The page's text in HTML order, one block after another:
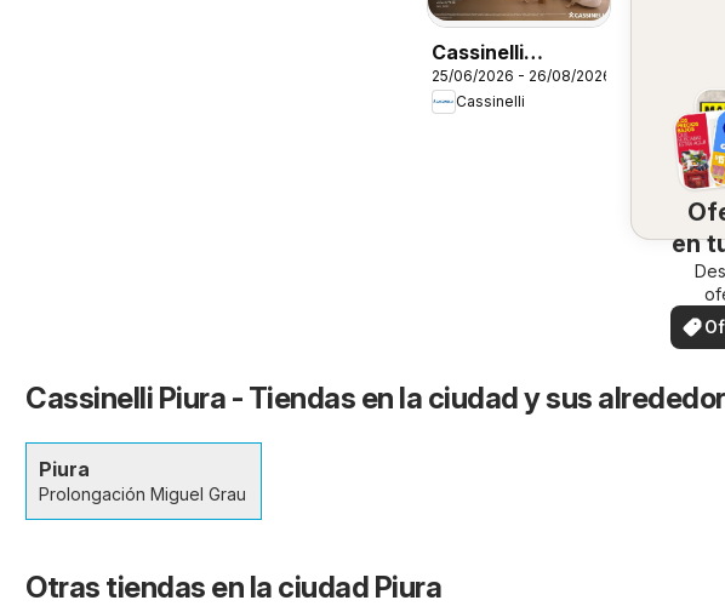
Cassinelli
catálogo
25/06/2026 - 26/08/2026
Cassinelli
en
Cassinelli Piura - Tiendas en la ciudad y sus
Piura
Prolongación Miguel Grau
Otras tiendas en la ciudad Piura